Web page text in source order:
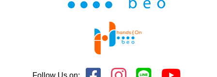
Follow Us on: